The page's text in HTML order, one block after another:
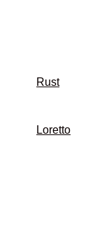
Rust
Loretto